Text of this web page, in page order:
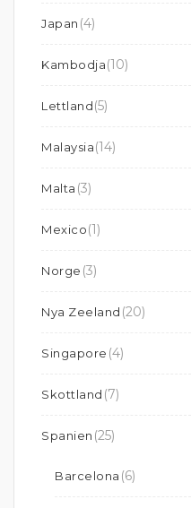
Japan (4)
Kambodja(10)
Lettland(5)
Malaysia(14)
Malta (3)
Mexico(1)
Norge (3)
Nya Zeeland (20)
Singapore (4)
Skottland (7)
Spanien (25)
Barcelona (6)